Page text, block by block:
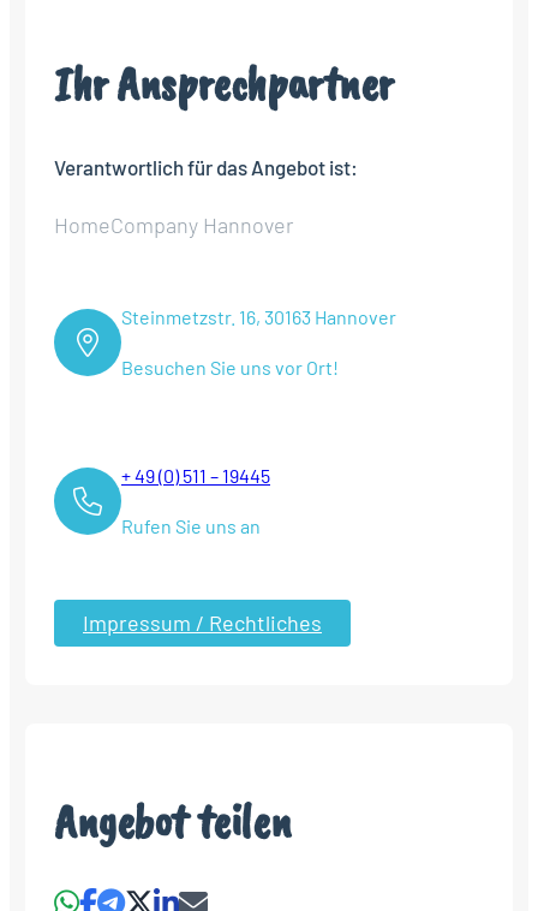
Ihr Ansprechpartner
Verantwortlich für das Angebot ist:
HomeCompany Hannover
Steinmetzstr. 16, 30163 Hannover
Besuchen Sie uns vor Ort!
+ 49 (0) 511 – 19445
Rufen Sie uns an
Impressum / Rechtliches
Angebot teilen